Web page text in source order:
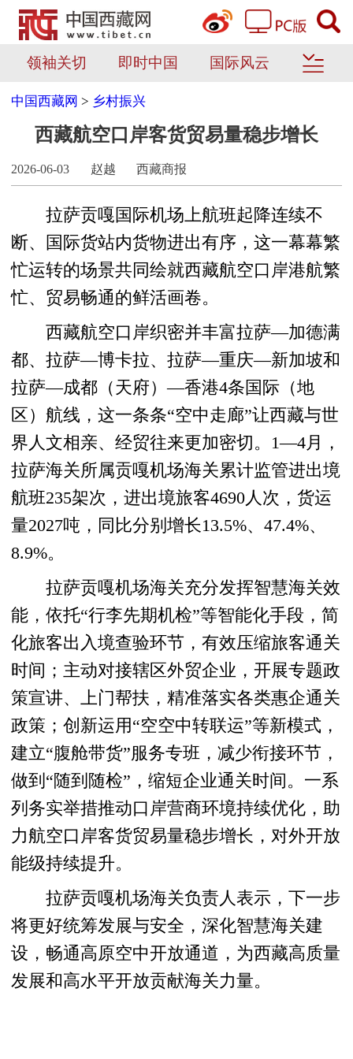
领袖关切 即时中国 国际风云
中国西藏网 > 乡村振兴
西藏航空口岸客货贸易量稳步增长
2026-06-03 赵越 西藏商报
拉萨贡嘎国际机场上航班起降连续不
断、国际货站内货物进出有序，这一幕幕繁
忙运转的场景共同绘就西藏航空口岸港航繁
忙、贸易畅通的鲜活画卷。
西藏航空口岸织密并丰富拉萨—加德满
都、拉萨—博卡拉、拉萨—重庆—新加坡和
拉萨—成都（天府）—香港4条国际（地
区）航线，这一条条“空中走廊”让西藏与世
界人文相亲、经贸往来更加密切。1—4月，
拉萨海关所属贡嘎机场海关累计监管进出境
航班235架次，进出境旅客4690人次，货运
量2027吨，同比分别增长13.5%、47.4%、
8.9%。
拉萨贡嘎机场海关充分发挥智慧海关效
能，依托“行李先期机检”等智能化手段，简
化旅客出入境查验环节，有效压缩旅客通关
时间；主动对接辖区外贸企业，开展专题政
策宣讲、上门帮扶，精准落实各类惠企通关
政策；创新运用“空空中转联运”等新模式，
建立“腹舱带货”服务专班，减少衔接环节，
做到“随到随检”，缩短企业通关时间。一系
列务实举措推动口岸营商环境持续优化，助
力航空口岸客货贸易量稳步增长，对外开放
能级持续提升。
拉萨贡嘎机场海关负责人表示，下一步
将更好统筹发展与安全，深化智慧海关建
设，畅通高原空中开放通道，为西藏高质量
发展和高水平开放贡献海关力量。